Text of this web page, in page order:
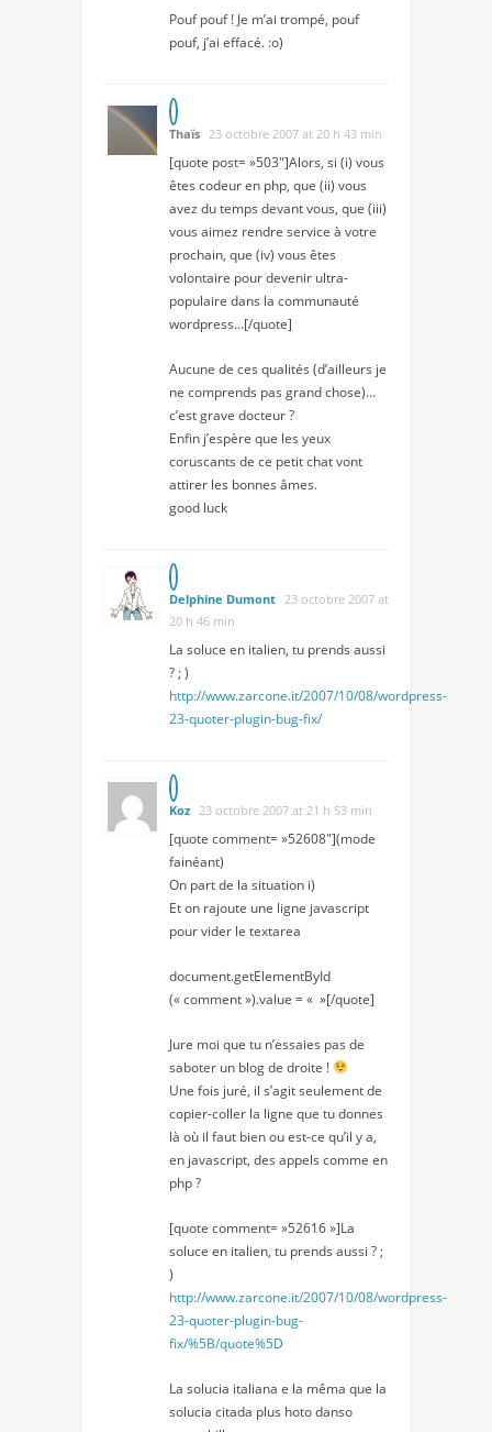
Pouf pouf ! Je m’ai trompé, pouf
pouf, j’ai effacé. :o)
Thaïs 23 octobre 2007 at 20 h 43 min
[quote post= »503″]Alors, si (i) vous
êtes codeur en php, que (ii) vous
avez du temps devant vous, que (iii)
vous aimez rendre service à votre
prochain, que (iv) vous êtes
volontaire pour devenir ultra-
populaire dans la communauté
wordpress…[/quote]
Aucune de ces qualités (d’ailleurs je
ne comprends pas grand chose)…
c’est grave docteur ?
Enfin j’espère que les yeux
coruscants de ce petit chat vont
attirer les bonnes âmes.
good luck
Delphine Dumont 23 octobre 2007 at
20 h 46 min
La soluce en italien, tu prends aussi
? ; )
http://www.zarcone.it/2007/10/08/wordpress-
23-quoter-plugin-bug-fix/
Koz 23 octobre 2007 at 21 h 53 min
[quote comment= »52608″](mode
fainéant)
On part de la situation i)
Et on rajoute une ligne javascript
pour vider le textarea
document.getElementById
(« comment »).value = « »[/quote]
Jure moi que tu n’essaies pas de
saboter un blog de droite !
Une fois juré, il s’agit seulement de
copier-coller la ligne que tu donnes
là où il faut bien ou est-ce qu’il y a,
en javascript, des appels comme en
php ?
[quote comment= »52616 »]La
soluce en italien, tu prends aussi ? ;
)
http://www.zarcone.it/2007/10/08/wordpress-
23-quoter-plugin-bug-
fix/%5B/quote%5D
La solucia italiana e la mêma que la
solucia citada plus hoto danso